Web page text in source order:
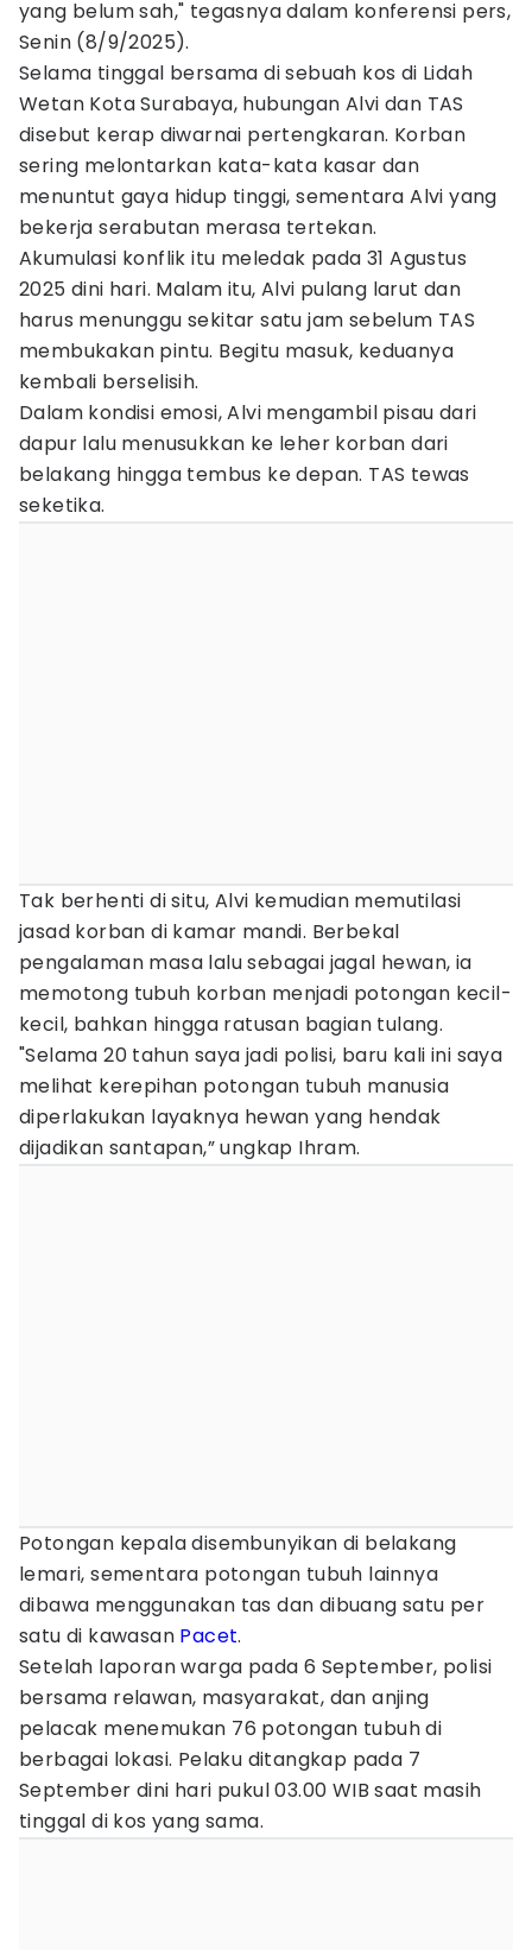
yang belum sah," tegasnya dalam konferensi pers,
Senin (8/9/2025).
Selama tinggal bersama di sebuah kos di Lidah
Wetan Kota Surabaya, hubungan Alvi dan TAS
disebut kerap diwarnai pertengkaran. Korban
sering melontarkan kata-kata kasar dan
menuntut gaya hidup tinggi, sementara Alvi yang
bekerja serabutan merasa tertekan.
Akumulasi konflik itu meledak pada 31 Agustus
2025 dini hari. Malam itu, Alvi pulang larut dan
harus menunggu sekitar satu jam sebelum TAS
membukakan pintu. Begitu masuk, keduanya
kembali berselisih.
Dalam kondisi emosi, Alvi mengambil pisau dari
dapur lalu menusukkan ke leher korban dari
belakang hingga tembus ke depan. TAS tewas
seketika.
Tak berhenti di situ, Alvi kemudian memutilasi
jasad korban di kamar mandi. Berbekal
pengalaman masa lalu sebagai jagal hewan, ia
memotong tubuh korban menjadi potongan kecil-
kecil, bahkan hingga ratusan bagian tulang.
"Selama 20 tahun saya jadi polisi, baru kali ini saya
melihat kerepihan potongan tubuh manusia
diperlakukan layaknya hewan yang hendak
dijadikan santapan,” ungkap Ihram.
Potongan kepala disembunyikan di belakang
lemari, sementara potongan tubuh lainnya
dibawa menggunakan tas dan dibuang satu per
satu di kawasan Pacet.
Setelah laporan warga pada 6 September, polisi
bersama relawan, masyarakat, dan anjing
pelacak menemukan 76 potongan tubuh di
berbagai lokasi. Pelaku ditangkap pada 7
September dini hari pukul 03.00 WIB saat masih
tinggal di kos yang sama.